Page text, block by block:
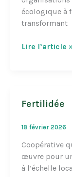
écologique à
transformant
La
Lire l’article
Fertilidée
18 février 2026
Coopérative
œuvre pour
à l’échelle